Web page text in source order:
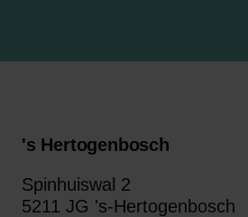
's Hertogenbosch
Spinhuiswal 2
5211 JG 's-Hertogenbosch